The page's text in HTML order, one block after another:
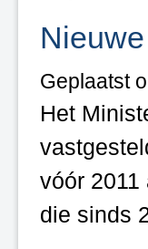
Geplaatst
Het
vóór
die sinds